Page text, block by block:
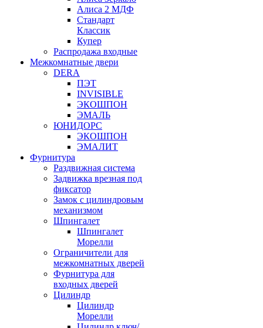
Алиса 2 МДФ
Стандарт
Классик
Купер
Распродажа входные
Межкомнатные двери
DERA
ПЭТ
INVISIBLE
ЭКОШПОН
ЭМАЛЬ
ЮНИДОРС
ЭКОШПОН
ЭМАЛИТ
Фурнитура
Раздвижная система
Задвижка врезная под
фиксатор
Замок с цилиндровым
механизмом
Шпингалет
Шпингалет
Морелли
Ограничители для
межкомнатных дверей
Фурнитура для
входных дверей
Цилиндр
Цилиндр
Морелли